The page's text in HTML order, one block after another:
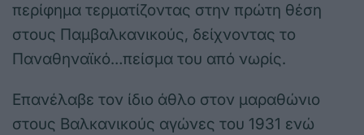
περίφημα τερματίζοντας στην πρώτη θέση
στους Παμβαλκανικούς, δείχνοντας το
Παναθηναϊκό…πείσμα του από νωρίς.
Επανέλαβε τον ίδιο άθλο στον μαραθώνιο
στους Βαλκανικούς αγώνες του 1931 ενώ